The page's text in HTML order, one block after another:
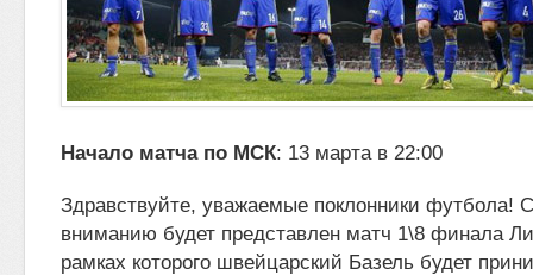
Начало матча по МСК: 13 марта в 22:00
Здравствуйте, уважаемые поклонники футбола!
вниманию будет представлен матч 1\8 финала
рамках которого швейцарский Базель будет